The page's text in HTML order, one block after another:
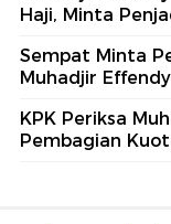
Haji, Minta
Sempat Minta
Muhadjir
KPK Periksa
Pembagian